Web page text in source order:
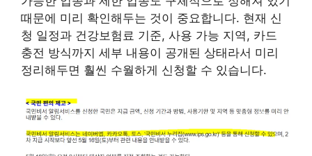
때문에 미리 확인해두는 것이 중요합니다. 현재 신
청 일정과 건강보험료 기준, 사용 가능 지역, 카드
충전 방식까지 세부 내용이 공개된 상태라서 미리
정리해두면 훨씬 수월하게 신청할 수 있습니다.